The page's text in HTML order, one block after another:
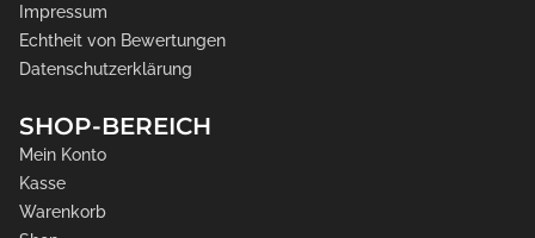
Impressum
Echtheit von Bewertungen
Datenschutzerklärung
SHOP-BEREICH
Mein Konto
Kasse
Warenkorb